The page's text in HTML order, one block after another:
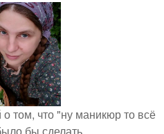
том, что "ну маникюр то всё